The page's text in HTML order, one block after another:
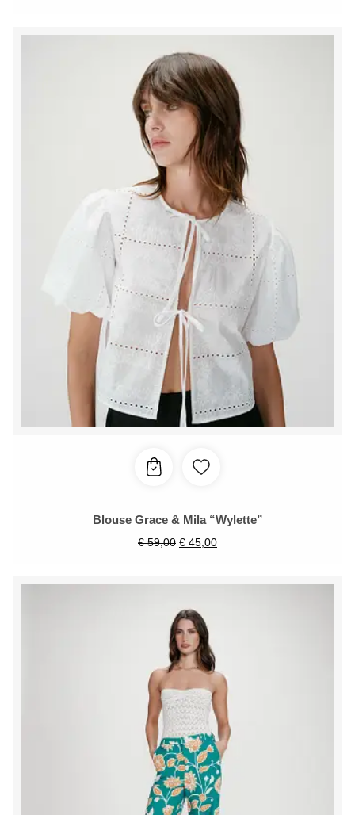
Blouse Grace & Mila “Wylette”
€59,00 € 45,00